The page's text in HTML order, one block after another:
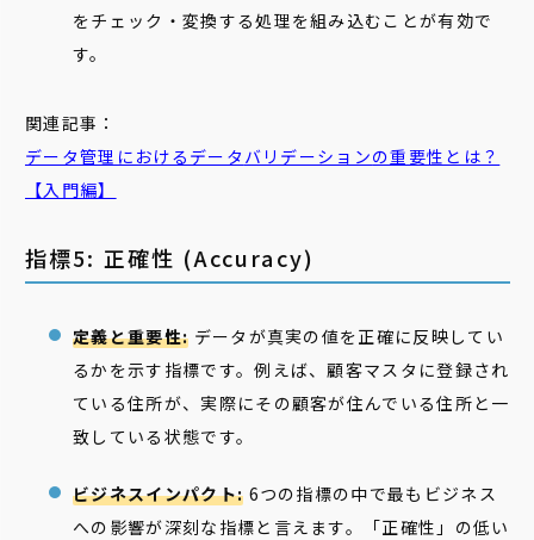
をチェック・変換する処理を組み込むことが有効で
す。
関連記事：
データ管理におけるデータ バリデーションの重要性とは？
【入門編】
指標5: 正確性 (Accuracy)
定義と重要性: データが真実の値を正確に反映してい
るかを示す指標です。例えば、顧客マスタに登録され
ている住所が、実際にその顧客が住んでいる住所と一
致している状態です。
ビジネスインパクト: 6つの指標の中で最もビジネス
への影響が深刻な指標と言えます。「正確性」の低い